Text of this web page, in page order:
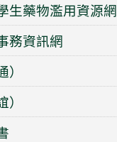
生藥物濫用資源網
務資訊網